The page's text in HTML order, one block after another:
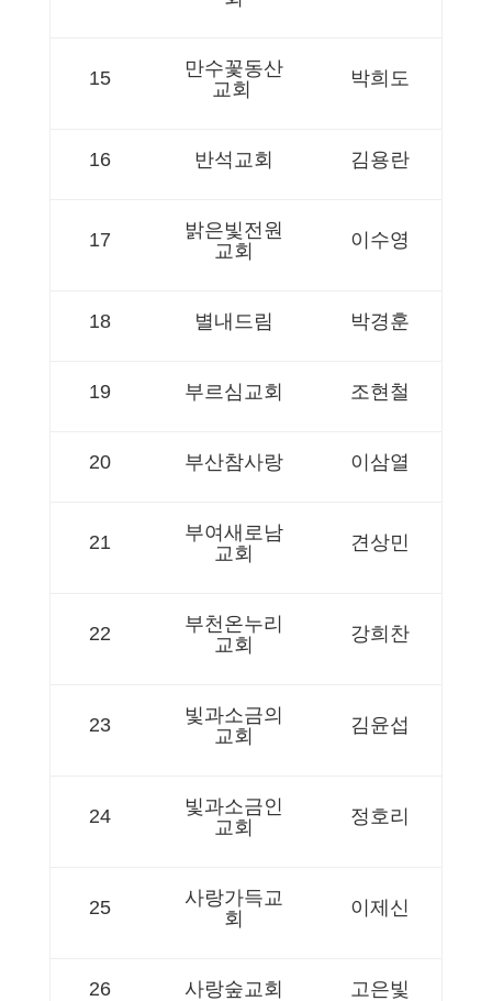
15
만수꽃동산
교회
박희도
16 반석교회 김용란
17
밝은빛전원
교회
이수영
18 별내드림 박경훈
19 부르심교회 조현철
20 부산참사랑 이삼열
21
부여새로남
교회
견상민
22
부천온누리
교회
강희찬
23
빛과소금의
교회
김윤섭
24
빛과소금인
교회
정호리
25
사랑가득교
회
이제신
26 사랑숲교회 고은빛